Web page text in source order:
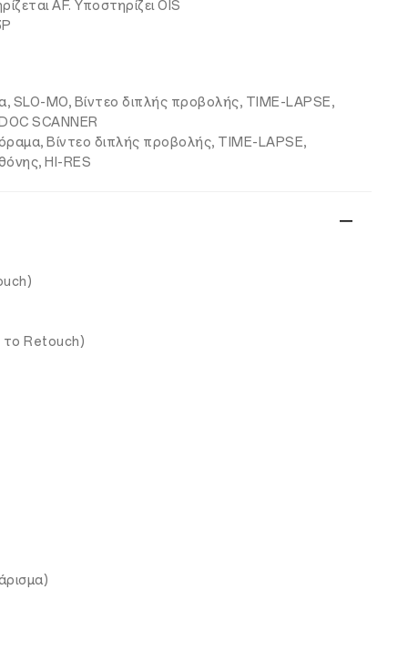
AF. Υποστηρίζει OIS
MO, Βίντεο διπλής προβολής, TIME-LAPSE,
SCANNER
Βίντεο διπλής προβολής, TIME-LAPSE,
HI-RES
το Retouch)